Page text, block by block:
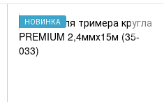
НОВИНКА